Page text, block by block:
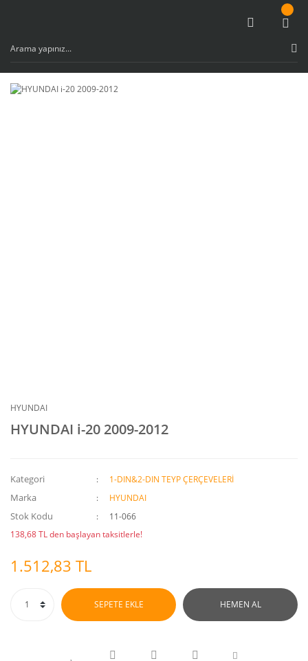
HYUNDAI
HYUNDAI i-20 2009-2012
Kategori 1-DIN&2-DIN TEYP ÇERÇEVELERİ
Marka HYUNDAI
Stok Kodu
11-066
138,68 TL den başlayan taksitlerle!
1.512,83 TL
SEPETE EKLE HEMEN AL